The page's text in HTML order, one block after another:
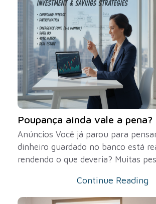
Poupança ainda vale a pena?
Anúncios Você já parou para
dinheiro guardado no banco está
rendendo o que deveria? Muitas
Continue Reading